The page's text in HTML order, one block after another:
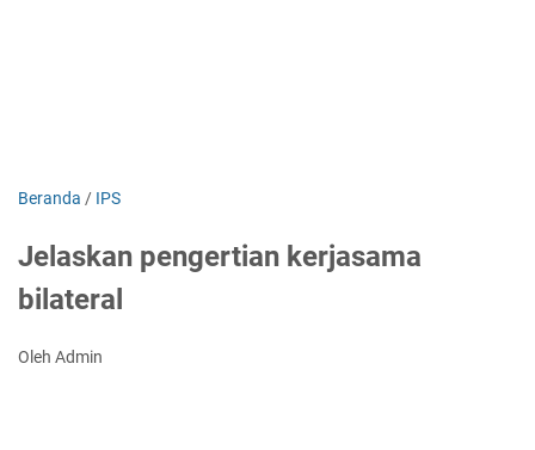
Beranda / IPS
Jelaskan pengertian kerjasama
bilateral
Oleh Admin